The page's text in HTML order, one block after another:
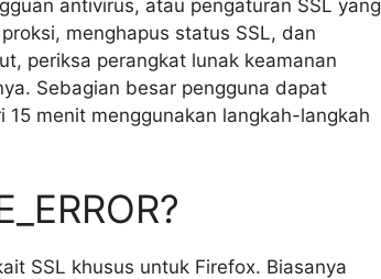
antivirus, atau pengaturan SSL yang
menghapus status SSL, dan
periksa perangkat lunak keamanan
Sebagian besar pengguna dapat
menit menggunakan langkah-langkah
SSL khusus untuk Firefox. Biasanya